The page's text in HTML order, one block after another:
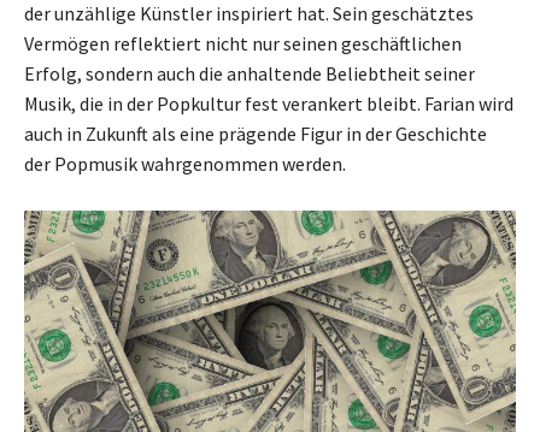
der unzählige Künstler inspiriert hat. Sein geschätztes
Vermögen reflektiert nicht nur seinen geschäftlichen
Erfolg, sondern auch die anhaltende Beliebtheit seiner
Musik, die in der Popkultur fest verankert bleibt. Farian wird
auch in Zukunft als eine prägende Figur in der Geschichte
der Popmusik wahrgenommen werden.